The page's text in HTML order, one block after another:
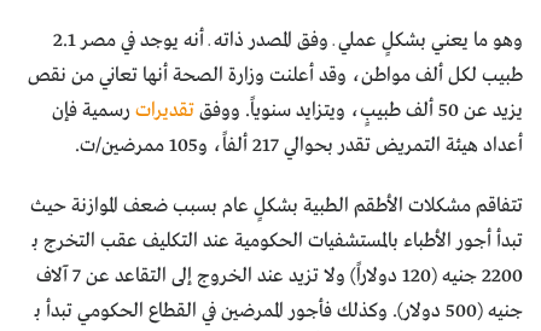
وهو ما يعني بشكلٍ عملي ـ وفق المصدر ذاته ـ أنه يوجد في مصر 2.1
طبيب لكل ألف مواطن، وقد أعلنت وزارة الصحة أنها تعاني من نقص
يزيد عن 50 ألف طبيبٍ، ويتزايد سنوياً. ووفق
تقديرات رسمية فإن
أعداد هيئة التمريض تقدر بحوالي 217 ألفاً، و105 ممرضين/ت.
تتفاقم مشكلات الأطقم الطبية بشكلٍ عام بسبب ضعف الموازنة حيث
تبدأ أجور الأطباء بالمستشفيات الحكومية عند التكليف عقب التخرج بـ
2200 جنيه (120 دولاراً) ولا تزيد عند الخروج إلى التقاعد عن 7 آلاف
جنيه (500 دولار). وكذلك فأجور الممرضين في القطاع الحكومي تبدأ بـ